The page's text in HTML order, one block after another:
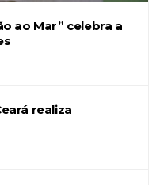
ao Mar” celebra a
realiza